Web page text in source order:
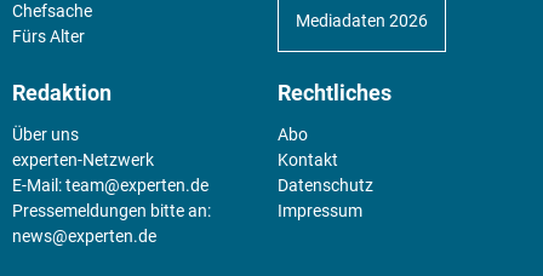
Chefsache
Fürs Alter
Mediadaten 2026
Redaktion
Über uns
experten-Netzwerk
E-Mail:team@experten.de
Pressemeldungen bitte an:
news@experten.de
Rechtliches
Abo
Kontakt
Datenschutz
Impressum